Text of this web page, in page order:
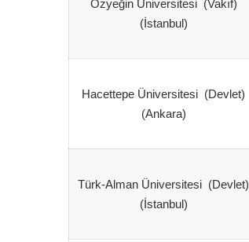
Özyeğin Üniversitesi (Vakıf)
(İstanbul)
Hacettepe Üniversitesi (Devlet)
(Ankara)
Türk-Alman Üniversitesi (Devlet)
(İstanbul)